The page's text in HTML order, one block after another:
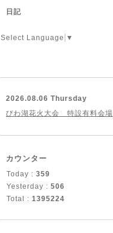
日記
Select Language ▼
2026.08.06 Thursday
びわ湖花火大会 特設有料会場
カウンター
Today : 359
Yesterday : 506
Total : 1395224